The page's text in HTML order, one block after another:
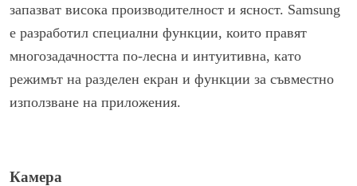
запазват висока производителност и ясност. Samsung
е разработил специални функции, които правят
многозадачността по-лесна и интуитивна, като
режимът на разделен екран и функции за съвместно
използване на приложения.
Камера